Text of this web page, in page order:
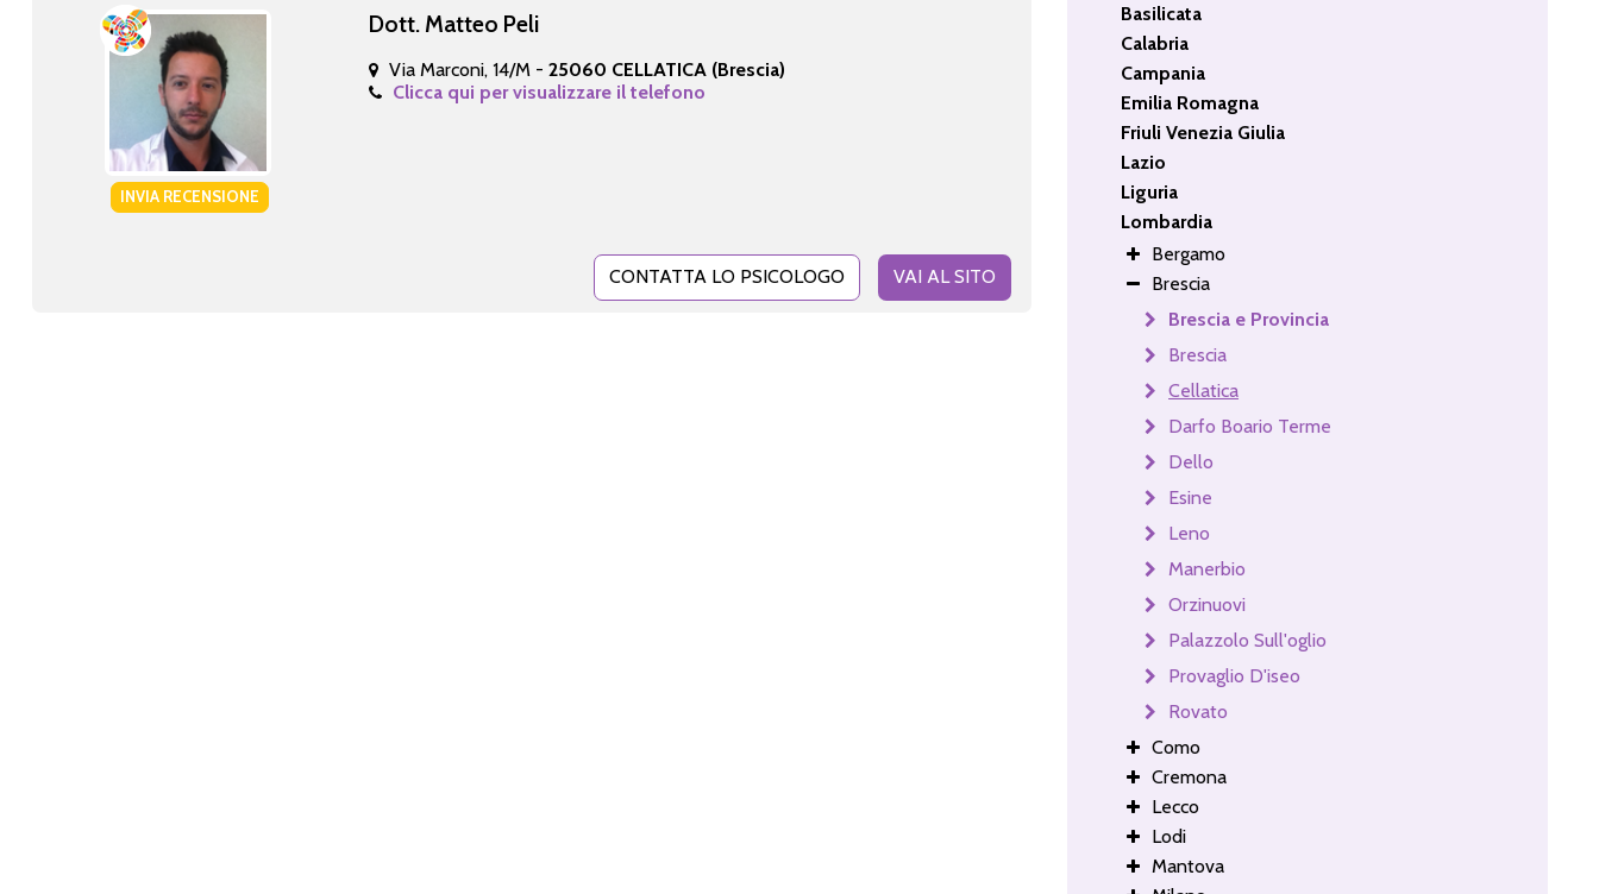
INVIA RECENSIONE
Dott. Matteo Peli
Via Marconi, 14/M -25060 CELLATICA (Brescia)
Clicca qui per visualizzare il telefono
CONTATTA LO PSICOLOGO VAI AL SITO
Basilicata
Calabria
Campania
Emilia Romagna
Friuli Venezia Giulia
Lazio
Liguria
Lombardia
Bergamo
Brescia
Brescia e Provincia
Brescia
Cellatica
Darfo Boario Terme
Dello
Esine
Leno
Manerbio
Orzinuovi
Palazzolo Sull'oglio
Provaglio D'iseo
Rovato
Como
Cremona
Lecco
Lodi
Mantova